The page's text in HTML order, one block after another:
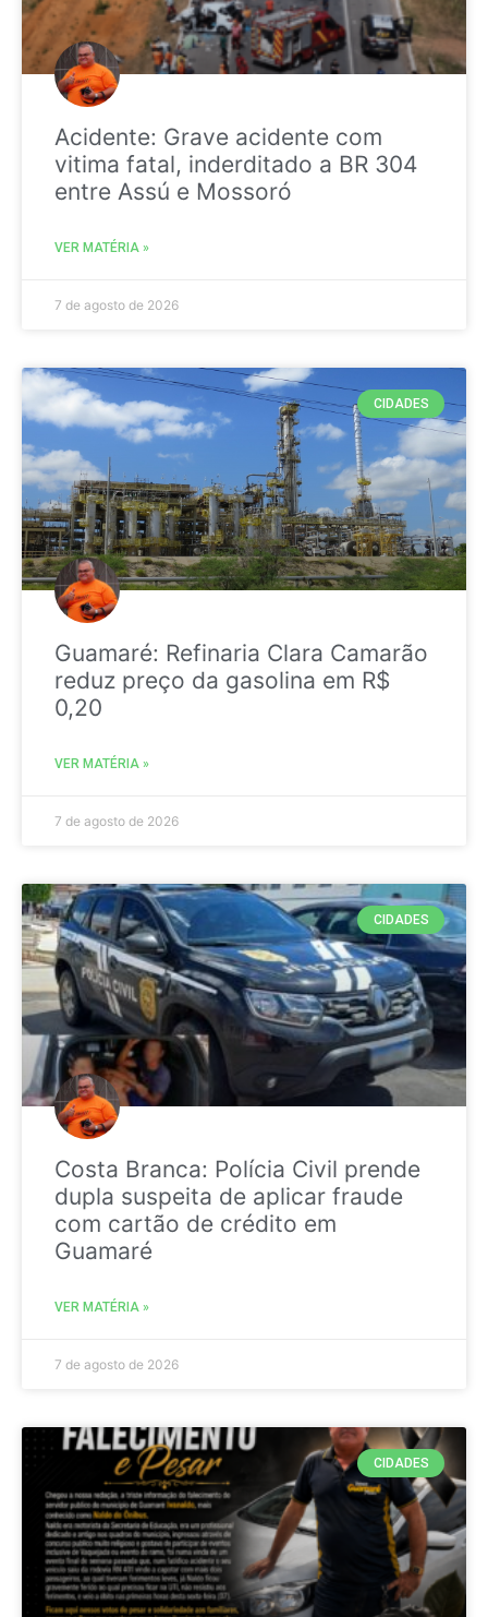
Acidente: Grave acidente com
vitima fatal, inderditado a BR 304
entre Assú e Mossoró
VER MATÉRIA »
7 de agosto de 2026
CIDADES
Guamaré: Refinaria Clara Camarão
reduz preço da gasolina em R$
0,20
VER MATÉRIA »
7 de agosto de 2026
CIDADES
Costa Branca: Polícia Civil prende
dupla suspeita de aplicar fraude
com cartão de crédito em
Guamaré
VER MATÉRIA »
7 de agosto de 2026
CIDADES